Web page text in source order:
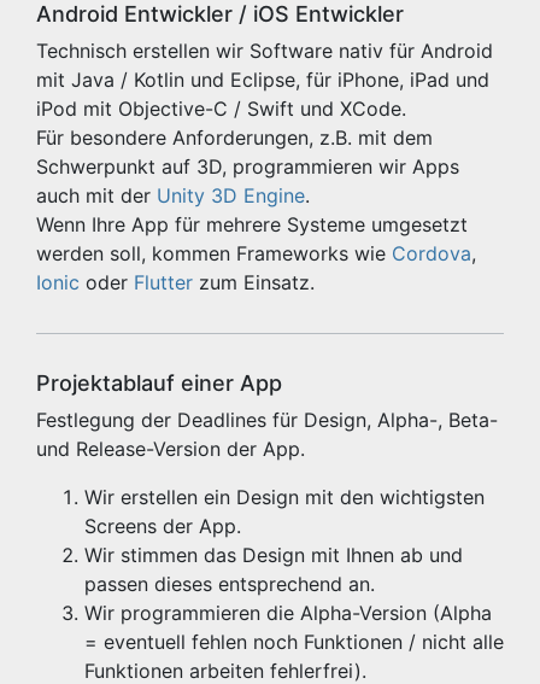
Android Entwickler / iOS Entwickler
Technisch erstellen wir Software nativ für Android
mit Java / Kotlin und Eclipse, für iPhone, iPad und
iPod mit Objective-C / Swift und XCode.
Für besondere Anforderungen, z.B. mit dem
Schwerpunkt auf 3D, programmieren wir Apps
auch mit der Unity 3D Engine.
Wenn Ihre App für mehrere Systeme umgesetzt
werden soll, kommen Frameworks wie Cordova,
Ionic oder Flutter zum Einsatz.
Projektablauf einer App
Festlegung der Deadlines für Design, Alpha-, Beta-
und Release-Version der App.
Wir erstellen ein Design mit den wichtigsten
Screens der App.
Wir stimmen das Design mit Ihnen ab und
passen dieses entsprechend an.
Wir programmieren die Alpha-Version (Alpha
= eventuell fehlen noch Funktionen / nicht alle
Funktionen arbeiten fehlerfrei).